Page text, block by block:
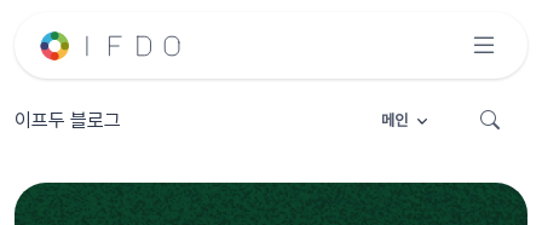
이프두 블로그 메인